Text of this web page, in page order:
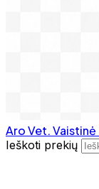
Aro Vet. Vaistinė
Ieškoti prekių